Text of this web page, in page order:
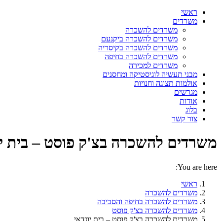
ראשי
משרדים
משרדים להשכרה
משרדים להשכרה ביקנעם
משרדים להשכרה בקיסריה
משרדים להשכרה בחיפה
משרדים למכירה
מבני תעשיה לוגיסטיקה ומחסנים
אולמות תצוגה וחנויות
מגרשים
אודות
בלוג
צור קשר
משרדים להשכרה בצ'ק פוסט – בית
You are here:
ראשי
משרדים להשכרה
משרדים להשכרה בחיפה והסביבה
משרדים להשכרה בצ'ק פוסט
משרדים להשכרה בצ'ק פוסט – בית יונדאי